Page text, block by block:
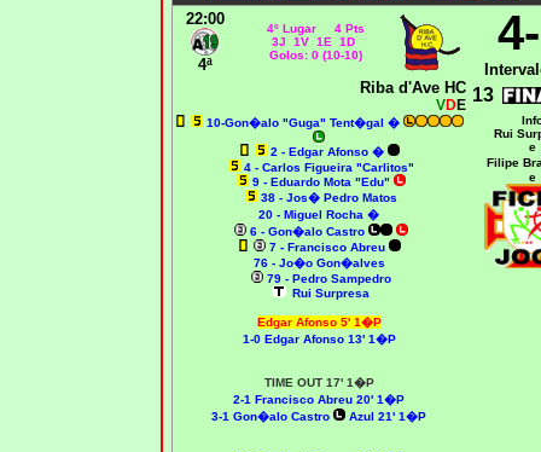
22:00
4ª
4º Lugar 4 Pts
3J 1V 1E 1D
Golos: 0 (10-10)
Riba d'Ave HC
VDE 13
10-Gon�alo "Guga" Tent�gal �
2 - Edgar Afonso �
4 - Carlos Figueira "Carlitos"
9 - Eduardo Mota "Edu"
38 - Jos� Pedro Matos
20 - Miguel Rocha �
6 - Gon�alo Castro
7 - Francisco Abreu
76 - Jo�o Gon�alves
79 - Pedro Sampedro
Rui Surpresa
Edgar Afonso 5' 1�P
1-0 Edgar Afonso 13' 1�P
TIME OUT 17' 1�P
2-1 Francisco Abreu 20' 1�P
3-1 Gon�alo Castro
Azul 21' 1�P
Rui
e
Filipe
e